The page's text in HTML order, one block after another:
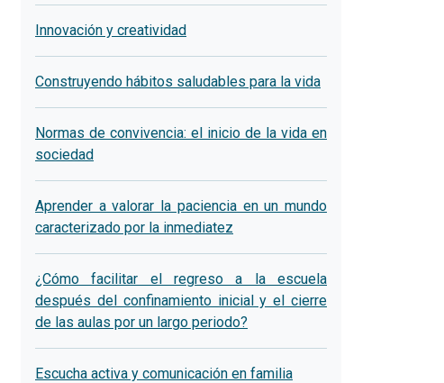
Innovación y creatividad
Construyendo hábitos saludables para la vida
Normas de convivencia: el inicio de la vida en
sociedad
Aprender a valorar la paciencia en un mundo
caracterizado por la inmediatez
¿Cómo facilitar el regreso a la escuela
después del confinamiento inicial y el cierre
de las aulas por un largo periodo?
Escucha activa y comunicación en familia